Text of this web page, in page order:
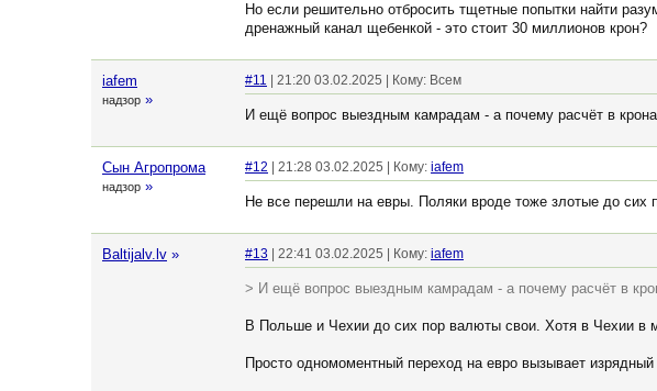
Но если решительно отбросить тщетные попытки найти
дренажный канал щебенкой - это стоит 30 миллионов крон?
iafem
надзор »
#11 | 21:20 03.02.2025 | Кому: Всем
И ещё вопрос выездным камрадам - а почему расчёт в
Сын Агропрома
надзор »
#12 | 21:28 03.02.2025 | Кому: iafem
Не все перешли на евры. Поляки вроде тоже злотые до сих
Baltijalv.lv » #13 | 22:41 03.02.2025 | Кому: iafem
> И ещё вопрос выездным камрадам - а почему расчёт в
В Польше и Чехии до сих пор валюты свои. Хотя в Чехии в
Просто одномоментный переход на евро вызывает